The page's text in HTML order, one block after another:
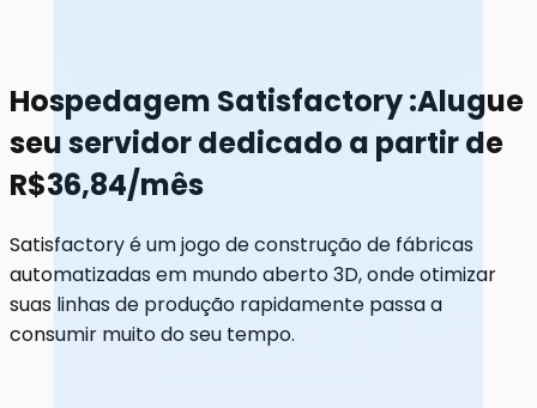
Hospedagem Satisfactory:Alugue
seu servidor dedicado a partir de
R$36,84/mês
Satisfactory é um jogo de construção de fábricas
automatizadas em mundo aberto 3D, onde otimizar
suas linhas de produção rapidamente passa a
consumir muito do seu tempo.